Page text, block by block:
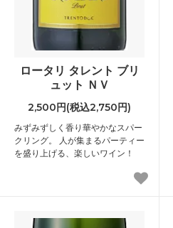
ロータリ タレント ブリ
ュット ＮＶ
2,500円(税込2,750円)
みずみずしく香り華やかなスパー
クリング。 人が集まるパーティー
を盛り上げる、楽しいワイン！